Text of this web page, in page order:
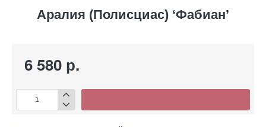
Аралия (Полисциас) ‘Фабиан’
6 580 р.